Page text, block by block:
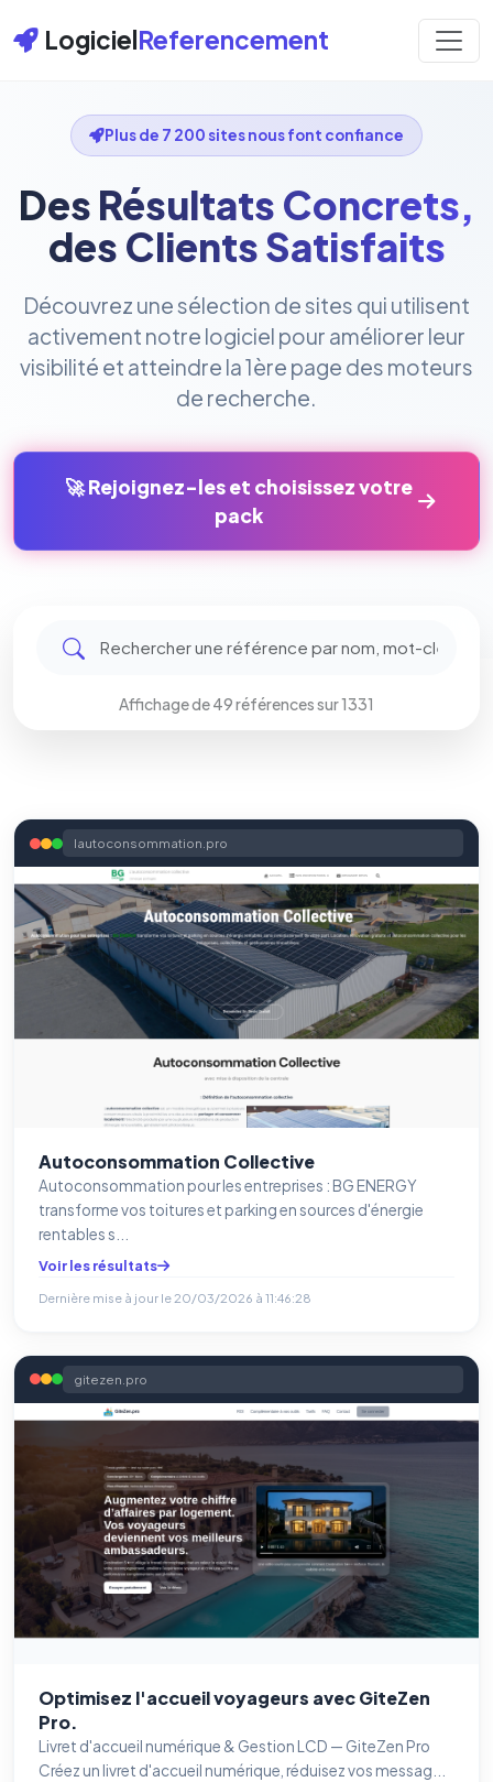
LogicielReferencement
Plus de 7 200 sites nous font confiance
Des Résultats Concrets,
des Clients Satisfaits
Découvrez une sélection de sites qui utilisent
activement notre logiciel pour améliorer leur
visibilité et atteindre la 1ère page des moteurs
de recherche.
🚀 Rejoignez-les et choisissez votre
pack
Affichage de 49 références sur 1331
lautoconsommation.pro
Autoconsommation Collective
Autoconsommation pour les entreprises : BG ENERGY
transforme vos toitures et parking en sources d'énergie
rentables s...
Voir les résultats
Dernière mise à jour le 20/03/2026 à 11:46:28
gitezen.pro
Optimisez l'accueil voyageurs avec GiteZen
Pro.
Livret d'accueil numérique & Gestion LCD — GiteZen Pro
Créez un livret d'accueil numérique, réduisez vos messag...